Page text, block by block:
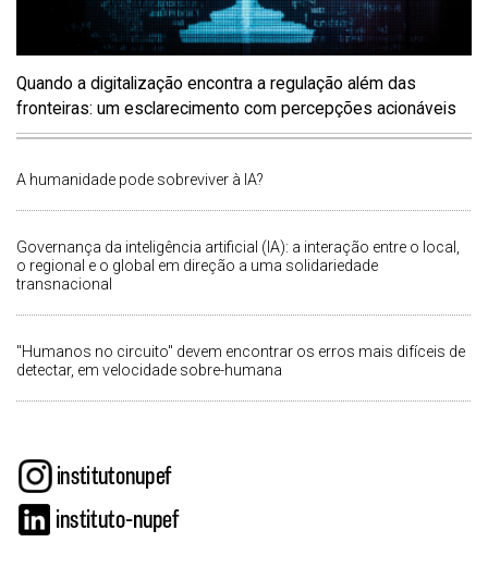
Quando a digitalização encontra a regulação além das
fronteiras: um esclarecimento com percepções acionáveis
A humanidade pode sobreviver à IA?
Governança da inteligência artificial (IA): a interação entre o local,
o regional e o global em direção a uma solidariedade
transnacional
"Humanos no circuito" devem encontrar os erros mais difíceis de
detectar, em velocidade sobre-humana